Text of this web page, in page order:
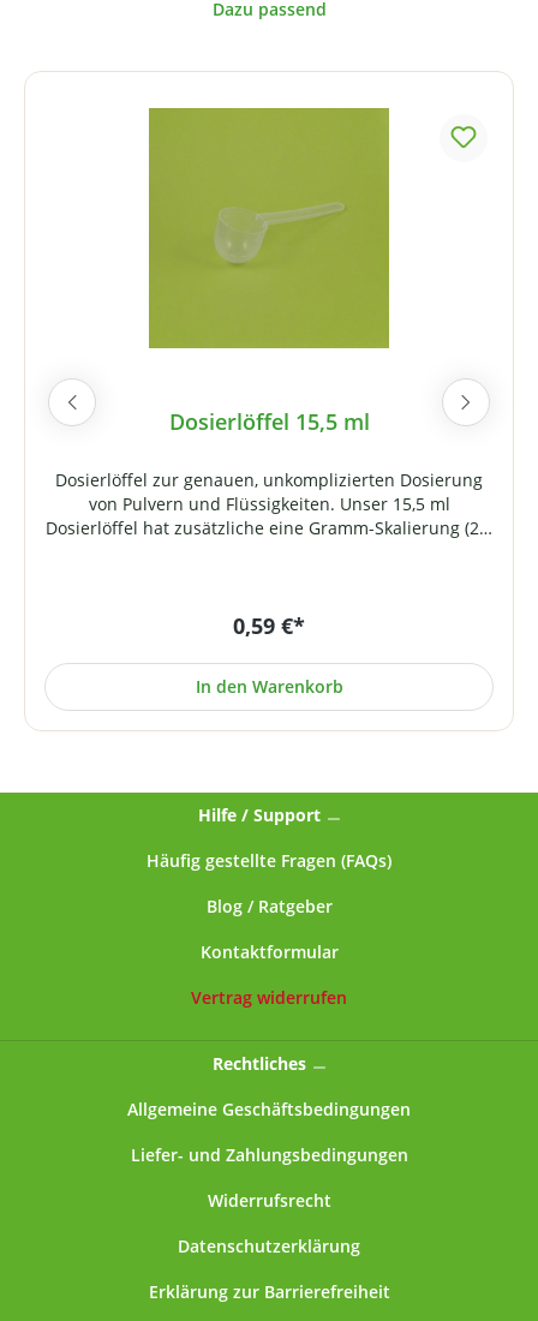
Produktgalerie überspringen
Dosierlöffel 15,5 ml
Dosierlöffel zur genauen, unkomplizierten Dosierung
von Pulvern und Flüssigkeiten. Unser 15,5 ml
Dosierlöffel hat zusätzliche eine Gramm-Skalierung (2,5
entsprechend der GMP-Richtlinie.
0,59 €*
In den Warenkorb
Hilfe / Support
Häufig gestellte Fragen (FAQs)
Blog / Ratgeber
Kontaktformular
Vertrag widerrufen
Rechtliches
Allgemeine Geschäftsbedingungen
Liefer- und Zahlungsbedingungen
Widerrufsrecht
Datenschutzerklärung
Erklärung zur Barrierefreiheit